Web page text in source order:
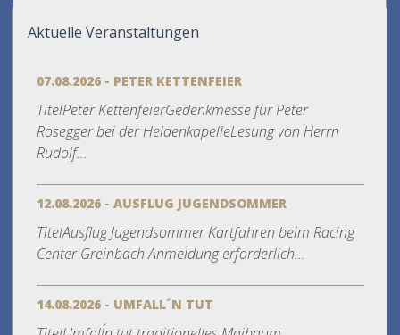
Aktuelle Veranstaltungen
07.08.2026 - PETER KETTENFEIER
TitelPeter KettenfeierGedenkmesse für Peter
Rosegger bei der HeldenkapelleLesung von Herrn
Rudolf...
12.08.2026 - AUSFLUG JUGENDSOMMER
TitelAusflug Jugendsommer Kartfahren beim Racing
Center Greinbach Anmeldung erforderlich...
14.08.2026 - UMFALL´N TUT